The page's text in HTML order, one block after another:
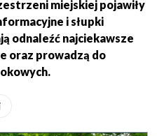
miejskiej pojawiły
i słupki
odnaleźć najciekawsze
oraz prowadzą do